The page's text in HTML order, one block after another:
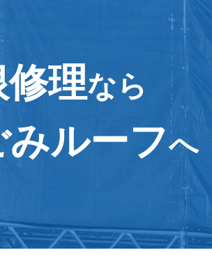
理なら
ルーフへ